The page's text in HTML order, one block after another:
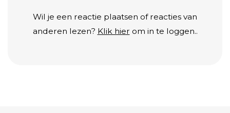
Wil je een reactie plaatsen of reacties van
anderen lezen? Klik hier om in te loggen..